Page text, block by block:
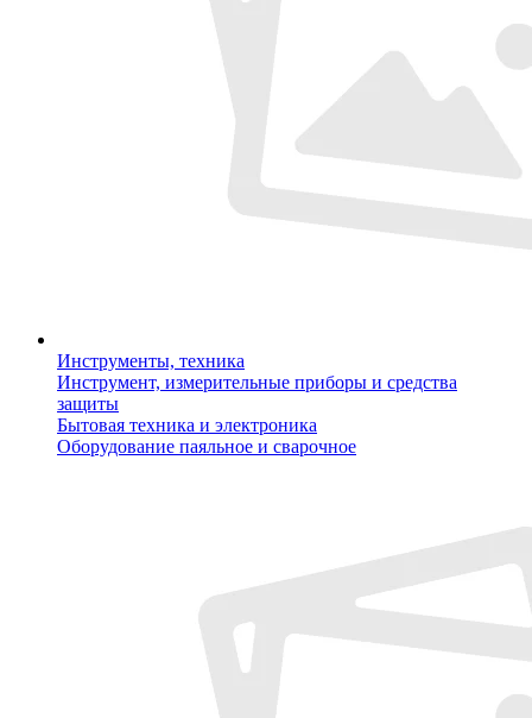
Инструменты, техника
Инструмент, измерительные приборы и средства
защиты
Бытовая техника и электроника
Оборудование паяльное и сварочное